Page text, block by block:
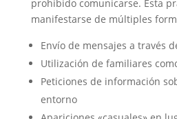
prohibido comunicarse. Esta
manifestarse de múltiples
Envío de mensajes a través
Utilización de familiares
Peticiones de información
entorno